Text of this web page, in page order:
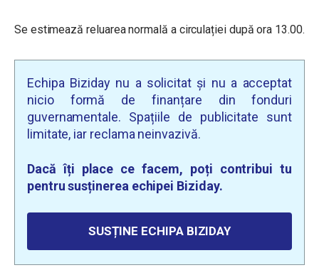
Se estimează reluarea normală a circulației după ora 13.00.
Echipa Biziday nu a solicitat și nu a acceptat
nicio formă de finanțare din fonduri
guvernamentale. Spațiile de publicitate sunt
limitate, iar reclama neinvazivă.
Dacă îți place ce facem, poți contribui tu
pentru susținerea echipei Biziday.
SUSȚINE ECHIPA BIZIDAY